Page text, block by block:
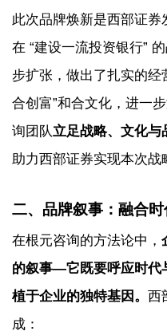
此次品牌焕新是西部证券
在 “建设一流投资银行”
步扩张，做出了扎实的经
合创富”和合文化，进一
询团队立足战略、文化与
助力西部证券实现本次战
二、品牌叙事：融合
在根元咨询的方法论中，
的叙事—它既要呼应时代
植于企业的独特基因。 西
成：